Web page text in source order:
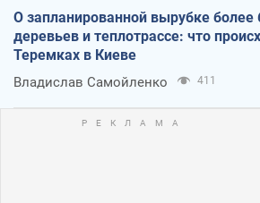
О запланированной вырубке более
деревьев и теплотрассе: что
Теремках в Киеве
Владислав Самойленко 411